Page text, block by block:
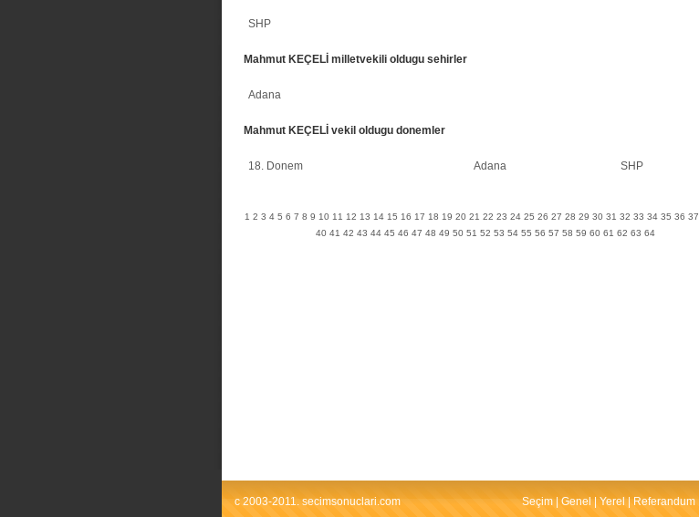
SHP
Mahmut KEÇELİ milletvekili oldugu sehirler
Adana
Mahmut KEÇELİ vekil oldugu donemler
18. Donem Adana SHP
1 2 3 4 5 6 7 8 9 10 11 12 13 14 15 16 17 18 19 20 21 22 23 24 25 26 27 28 29 30 31 32 33 34 35 36 37
40 41 42 43 44 45 46 47 48 49 50 51 52 53 54 55 56 57 58 59 60 61 62 63 64
c 2003-2011. secimsonuclari.com Seçim Genel Yerel Referandum